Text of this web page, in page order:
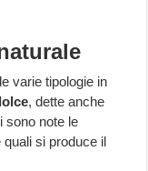
varie tipologie in
, dette anche
sono note le
si produce il